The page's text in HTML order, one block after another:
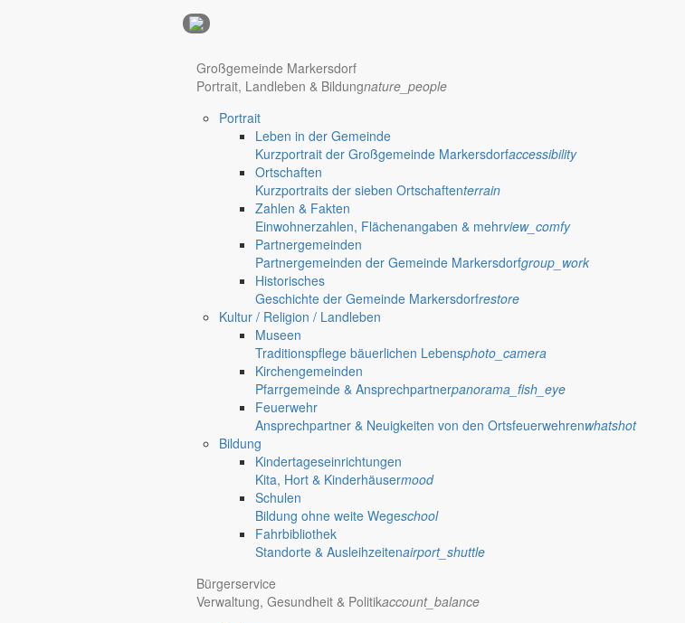
Hotel Nürnberg
Regional werben auf markersdorf.de! anzeigen@gemeinde-markersdorf.de
Großgemeinde Markersdorf
Portrait, Landleben & Bildungnature_people
Portrait
Leben in der Gemeinde
Kurzportrait der Großgemeinde Markersdorfaccessibility
Ortschaften
Kurzportraits der sieben Ortschaftenterrain
Zahlen & Fakten
Einwohnerzahlen, Flächenangaben & mehrview_comfy
Partnergemeinden
Partnergemeinden der Gemeinde Markersdorfgroup_work
Historisches
Geschichte der Gemeinde Markersdorfrestore
Kultur / Religion / Landleben
Museen
Traditionspflege bäuerlichen Lebensphoto_camera
Kirchengemeinden
Pfarrgemeinde & Ansprechpartnerpanorama_fish_eye
Feuerwehr
Ansprechpartner & Neuigkeiten von den Ortsfeuerwehrenwhatshot
Bildung
Kindertageseinrichtungen
Kita, Hort & Kinderhäusermood
Schulen
Bildung ohne weite Wegeschool
Fahrbibliothek
Standorte & Ausleihzeitenairport_shuttle
Bürgerservice
Verwaltung, Gesundheit & Politikaccount_balance
Deutsch-Paulsdorf